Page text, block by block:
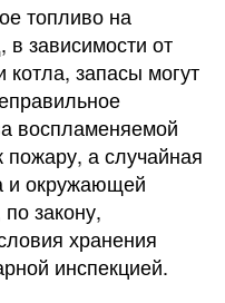
топливо на
в зависимости от
запасы могут
воспламеняемой
пожару, а случайная
и окружающей
закону,
хранения
инспекцией.